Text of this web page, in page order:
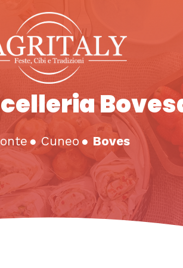
●Cuneo ● Boves